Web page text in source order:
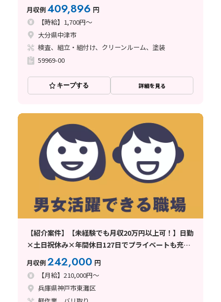
月収例409,896 円
【時給】1,700円～
大分県中津市
検査、組立・組付け、クリーンルーム、塗装
59969-00
キープする 詳細を見る
【紹介案件】【未経験でも月収20万円以上可！】日勤
×土日祝休み×年間休日127日でプライベートも充実
◎手のひらサイズ部品の簡単な加工☆万全の教育体制
☆髪色&髪型も自由♪
月収例242,000 円
【月給】210,000円～
兵庫県神戸市東灘区